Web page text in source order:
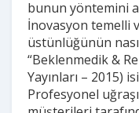
bunun yöntemini
İnovasyon temelli
üstünlüğünün
“Beklenmedik &
Yayınları – 2015)
Profesyonel